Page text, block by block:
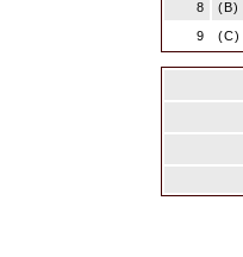
8
(B)
9
(C)